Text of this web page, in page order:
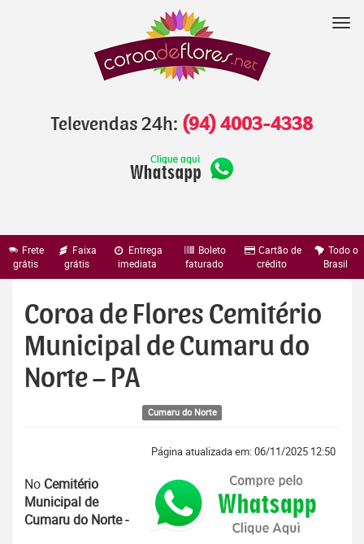
Televendas 24h: (94) 4003-4338
Frete
grátis
Faixa
grátis
Entrega
imediata
Boleto
faturado
Cartão de
crédito
Todo o
Brasil
Coroa de Flores Cemitério
Municipal de Cumaru do
Norte – PA
Cumaru do Norte
Página atualizada em: 06/11/2025 12:50
No Cemitério
Municipal de
Cumaru do Norte -